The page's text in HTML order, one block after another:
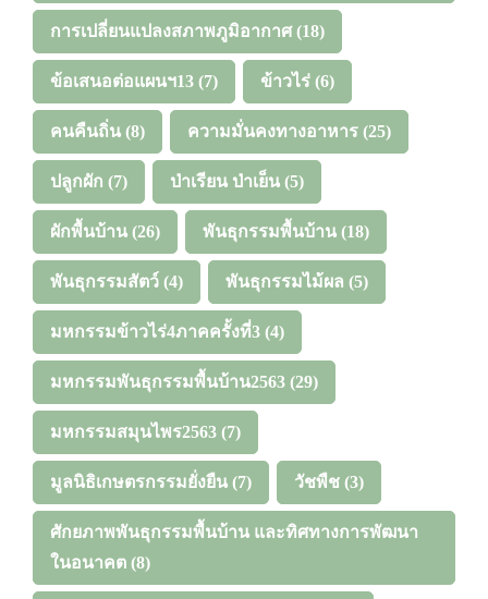
การเปลี่ยนแปลงสภาพภูมิอากาศ(18)
ข้อเสนอต่อแผนฯ13 (7) ข้าวไร่ (6)
คนคืนถิ่น (8) ความมั่นคงทางอาหาร (25)
ปลูกผัก (7) ป่าเรียน ป่าเย็น (5)
ผักพื้นบ้าน (26) พันธุกรรมพื้นบ้าน (18)
พันธุกรรมสัตว์ (4) พันธุกรรมไม้ผล (5)
มหกรรมข้าวไร่4ภาคครั้งที่3 (4)
มหกรรมพันธุกรรมพื้นบ้าน2563 (29)
มหกรรมสมุนไพร2563 (7)
มูลนิธิเกษตรกรรมยั่งยืน (7) วัชพืช (3)
ศักยภาพพันธุกรรมพื้นบ้าน และทิศทางการพัฒนา
ในอนาคต (8)